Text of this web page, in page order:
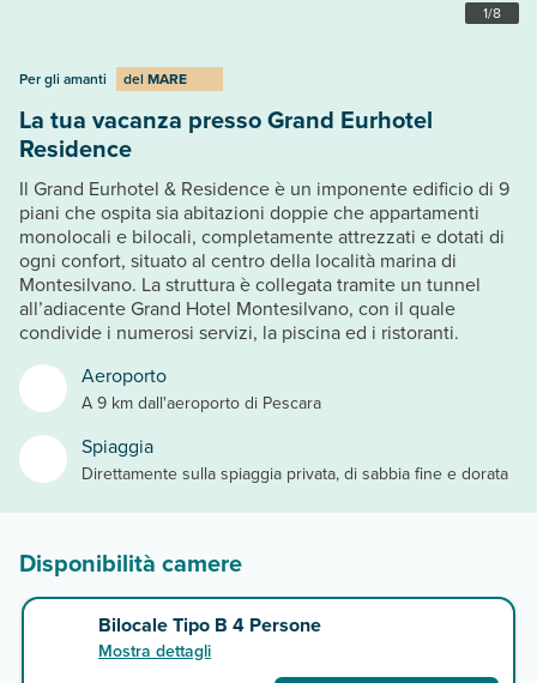
1/8
Aeroporto
A 9 km dall'aeroporto di Pescara
Spiaggia
Direttamente sulla spiaggia privata, di sabbia fine e dorata
Per gli amanti del MARE
La tua vacanza presso Grand Eurhotel
Residence
Il Grand Eurhotel & Residence è un imponente edificio di 9
piani che ospita sia abitazioni doppie che appartamenti
monolocali e bilocali, completamente attrezzati e dotati di
ogni confort, situato al centro della località marina di
Montesilvano. La struttura è collegata tramite un tunnel
all’adiacente Grand Hotel Montesilvano, con il quale
condivide i numerosi servizi, la piscina ed i ristoranti.
Disponibilità camere
Bilocale Tipo B 4 Persone
Mostra dettagli